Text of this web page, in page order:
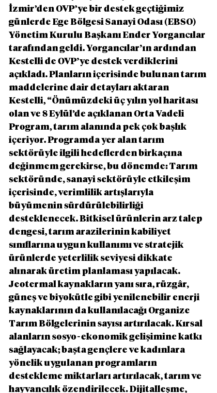
İzmir’den OVP’ye bir destek geçtiğimiz
günlerde Ege Bölgesi Sanayi Odası (EBSO)
Yönetim Kurulu Başkanı Ender Yorgancılar
tarafından geldi. Yorgancılar’ın ardından
Kestelli de OVP’ye destek verdiklerini
açıkladı. Planların içerisinde bulunan tarım
maddelerine dair detayları aktaran
Kestelli, “Önümüzdeki üç yılın yol haritası
olan ve 8 Eylül’de açıklanan Orta Vadeli
Program, tarım alanında pek çok başlık
içeriyor. Programda yer alan tarım
sektörüyle ilgili hedeflerden birkaçına
değinmem gerekirse, bu dönemde: Tarım
sektöründe, sanayi sektörüyle etkileşim
içerisinde, verimlilik artışlarıyla
büyümenin sürdürülebilirliği
desteklenecek. Bitkisel ürünlerin arz talep
dengesi, tarım arazilerinin kabiliyet
sınıflarına uygun kullanımı ve stratejik
ürünlerde yeterlilik seviyesi dikkate
alınarak üretim planlaması yapılacak.
Jeotermal kaynakların yanı sıra, rüzgâr,
güneş ve biyokütle gibi yenilenebilir enerji
kaynaklarının da kullanılacağı Organize
Tarım Bölgelerinin sayısı artırılacak. Kırsal
alanların sosyo-ekonomik gelişimine katkı
sağlayacak; başta gençlere ve kadınlara
yönelik uygulanan programların
destekleme miktarları artırılacak, tarım ve
hayvancılık özendirilecek. Dijitalleşme,